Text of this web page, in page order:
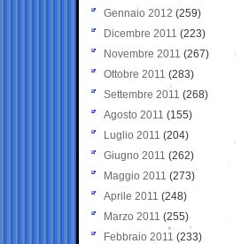
Gennaio 2012 (259)
Dicembre 2011 (223)
Novembre 2011 (267)
Ottobre 2011 (283)
Settembre 2011 (268)
Agosto 2011 (155)
Luglio 2011 (204)
Giugno 2011 (262)
Maggio 2011 (273)
Aprile 2011 (248)
Marzo 2011 (255)
Febbraio 2011 (233)